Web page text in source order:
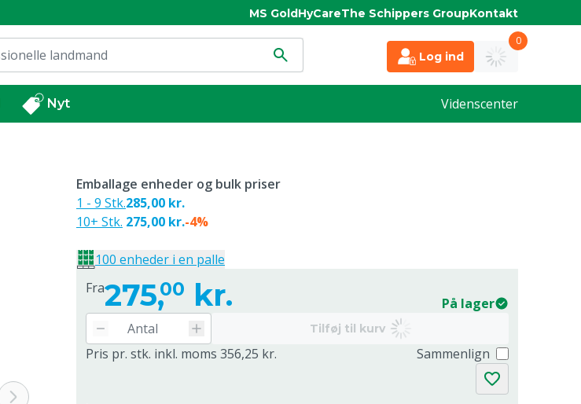
MS GoldHyCareThe Schippers GroupKontakt
Log ind
0
Nyt Videnscenter
Fra275,00 kr. På lager
Tilføj til kurv
Pris pr. stk. inkl. moms 356,25 kr. Sammenlign
Emballage enheder og bulk priser
1 - 9 Stk.
10+ Stk.
285,00 kr.
275,00 kr.-4%
100 enheder i en palle